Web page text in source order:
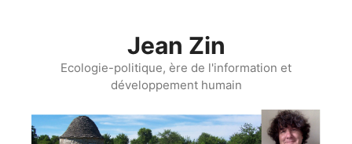
Jean Zin
Ecologie-politique, ère de l'information et
développement humain